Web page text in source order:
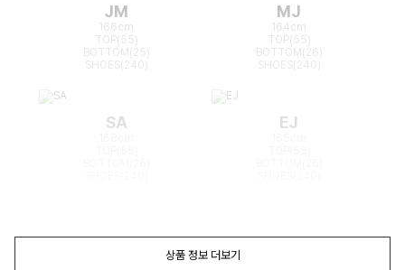
JM
166cm
TOP(55)
BOTTOM(25)
MJ
164cm
TOP(55)
BOTTOM(26)
SA EJ
상품 정보 더보기